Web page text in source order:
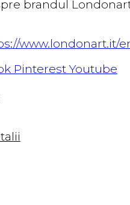
brandul
www.londonart.it/
Pinterest Youtube